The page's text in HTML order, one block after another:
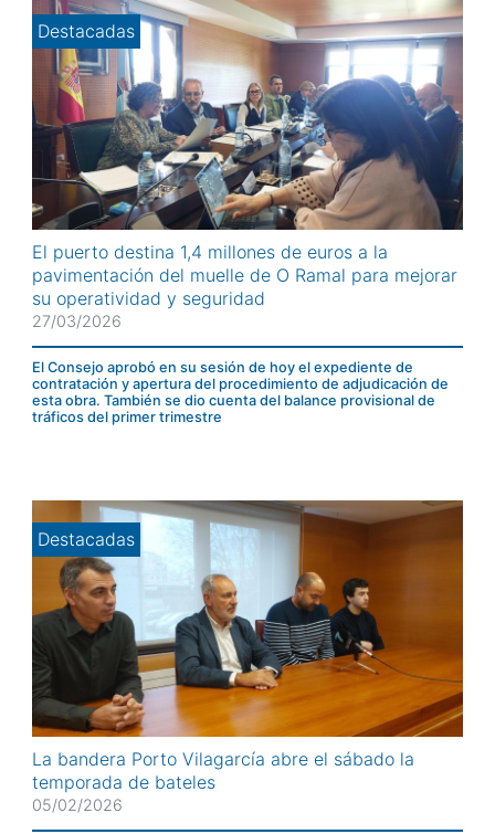
El Consejo de Administración de la Autoridad Portuaria de
Vilagarcía, reunido esta mañana en sesión ordinaria, ha
aprobado el expediente de contratación y apertura del
procedimiento de adjudicación de una obra de
pavimentación en el muelle de O Ramal. El presupuesto
base de licitación es de 1.482.530,97 € (iva incluido) y el
Destacadas
El puerto destina 1,4 millones de euros a la
pavimentación del muelle de O Ramal para mejorar
su operatividad y seguridad
27/03/2026
El Consejo aprobó en su sesión de hoy el expediente de
contratación y apertura del procedimiento de adjudicación de
esta obra. También se dio cuenta del balance provisional de
tráficos del primer trimestre
Destacadas
La bandera Porto Vilagarcía abre el sábado la
temporada de bateles
05/02/2026